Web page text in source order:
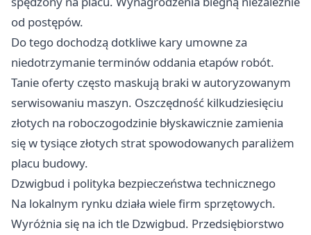
od postępów.
Do tego dochodzą dotkliwe kary umowne za
niedotrzymanie terminów oddania etapów robót.
Tanie oferty często maskują braki w autoryzowanym
serwisowaniu maszyn. Oszczędność kilkudziesięciu
złotych na roboczogodzinie błyskawicznie zamienia
się w tysiące złotych strat spowodowanych paraliżem
placu budowy.
Dzwigbud i polityka bezpieczeństwa technicznego
Na lokalnym rynku działa wiele firm sprzętowych.
Wyróżnia się na ich tle Dzwigbud. Przedsiębiorstwo